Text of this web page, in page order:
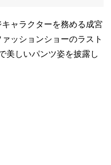
ャラクターを務める成宮
ッションショーのラスト
美しいパンツ姿を披露し